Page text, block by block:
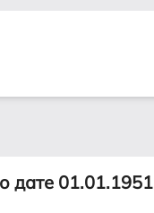
дате 01.01.1951